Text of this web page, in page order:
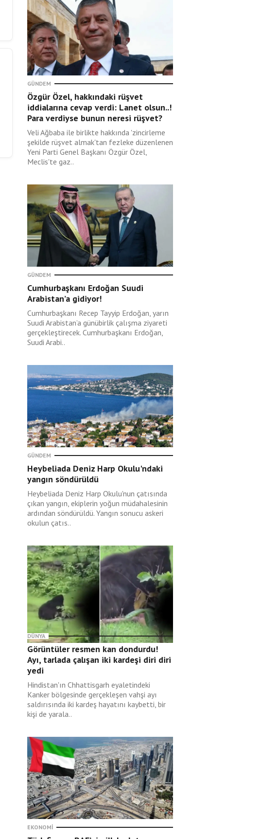
GÜNDEM
Özgür Özel, hakkındaki rüşvet
iddialarına cevap verdi: Lanet olsun..!
Para verdiyse bunun neresi rüşvet?
Veli Ağbaba ile birlikte hakkında 'zincirleme
şekilde rüşvet almak'tan fezleke düzenlenen
Yeni Parti Genel Başkanı Özgür Özel,
Meclis'te gaz..
GÜNDEM
Cumhurbaşkanı Erdoğan Suudi
Arabistan’a gidiyor!
Cumhurbaşkanı Recep Tayyip Erdoğan, yarın
Suudi Arabistan’a günübirlik çalışma ziyareti
gerçekleştirecek. Cumhurbaşkanı Erdoğan,
Suudi Arabi..
GÜNDEM
Heybeliada Deniz Harp Okulu'ndaki
yangın söndürüldü
Heybeliada Deniz Harp Okulu'nun çatısında
çıkan yangın, ekiplerin yoğun müdahalesinin
ardından söndürüldü. Yangın sonucu askeri
okulun çatıs..
DÜNYA
Görüntüler resmen kan dondurdu!
Ayı, tarlada çalışan iki kardeşi diri diri
yedi
Hindistan'ın Chhattisgarh eyaletindeki
Kanker bölgesinde gerçekleşen vahşi ayı
saldırısında iki kardeş hayatını kaybetti, bir
kişi de yarala..
EKONOMI